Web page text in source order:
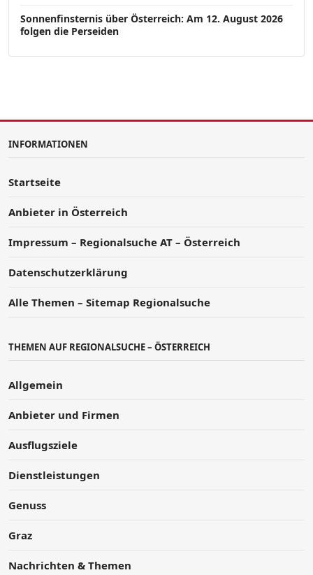
Sonnenfinsternis über Österreich: Am 12. August 2026
folgen die Perseiden
INFORMATIONEN
Startseite
Anbieter in Österreich
Impressum – Regionalsuche AT – Österreich
Datenschutzerklärung
Alle Themen – Sitemap Regionalsuche
THEMEN AUF REGIONALSUCHE – ÖSTERREICH
Allgemein
Anbieter und Firmen
Ausflugsziele
Dienstleistungen
Genuss
Graz
Nachrichten & Themen